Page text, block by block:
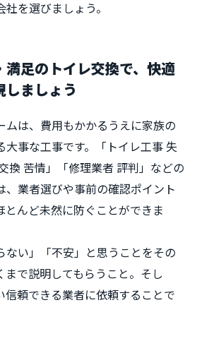
を選びましょう。
満足のトイレ交換で、快適
しましょう
ムは、費用もかかるうえに家族の
大事な工事です。「トイレ工事 失
換 苦情」「修理業者 評判」などの
、業者選びや事前の確認ポイント
とんど未然に防ぐことができま
ない」「不安」と思うことをその
まで説明してもらうこと。そし
信頼できる業者に依頼することで